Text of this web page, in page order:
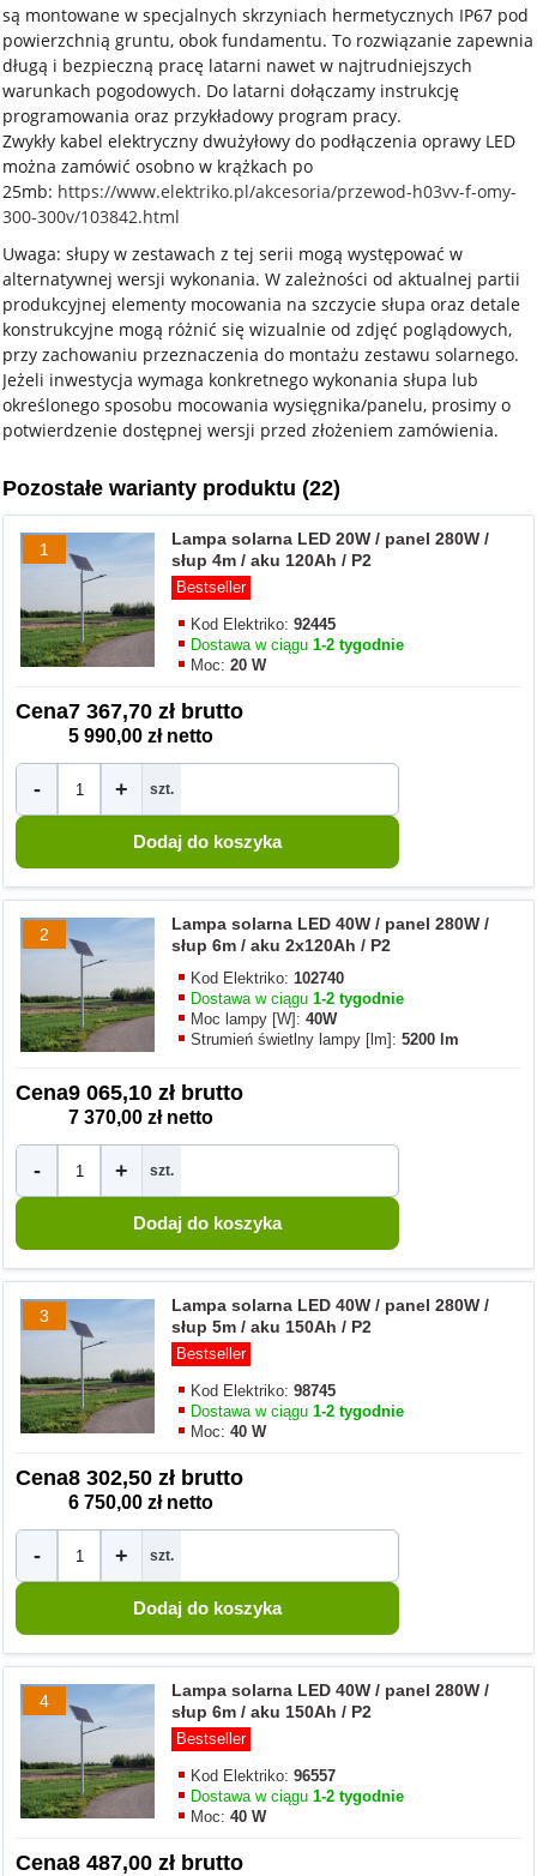
są montowane w specjalnych skrzyniach hermetycznych IP67 pod
powierzchnią gruntu, obok fundamentu. To rozwiązanie zapewnia
długą i bezpieczną pracę latarni nawet w najtrudniejszych
warunkach pogodowych. Do latarni dołączamy instrukcję
programowania oraz przykładowy program pracy.
Zwykły kabel elektryczny dwużyłowy do podłączenia oprawy LED
można zamówić osobno w krążkach po
25mb: https://www.elektriko.pl/akcesoria/przewod-h03vv-f-omy-
300-300v/103842.html
Uwaga: słupy w zestawach z tej serii mogą występować w
alternatywnej wersji wykonania. W zależności od aktualnej partii
produkcyjnej elementy mocowania na szczycie słupa oraz detale
konstrukcyjne mogą różnić się wizualnie od zdjęć poglądowych,
przy zachowaniu przeznaczenia do montażu zestawu solarnego.
Jeżeli inwestycja wymaga konkretnego wykonania słupa lub
określonego sposobu mocowania wysięgnika/panelu, prosimy o
potwierdzenie dostępnej wersji przed złożeniem zamówienia.
Pozostałe warianty produktu (22)
1
Lampa solarna LED 20W / panel 280W /
słup 4m / aku 120Ah / P2
Bestseller
Kod Elektriko:92445
Dostawa w ciągu1-2 tygodnie
Moc:20 W
Cena7 367,70 zł brutto
5 990,00 zł netto
- + szt.
2
Lampa solarna LED 40W / panel 280W /
słup 6m / aku 2x120Ah / P2
Kod Elektriko:102740
Dostawa w ciągu1-2 tygodnie
Moc lampy [W]:40W
Strumień świetlny lampy [lm]:5200 lm
Cena9 065,10 zł brutto
7 370,00 zł netto
- + szt.
3
Lampa solarna LED 40W / panel 280W /
słup 5m / aku 150Ah / P2
Bestseller
Kod Elektriko:98745
Dostawa w ciągu1-2 tygodnie
Moc:40 W
Cena8 302,50 zł brutto
6 750,00 zł netto
- + szt.
4
Lampa solarna LED 40W / panel 280W /
słup 6m / aku 150Ah / P2
Bestseller
Kod Elektriko:96557
Dostawa w ciągu1-2 tygodnie
Moc:40 W
Cena8 487,00 zł brutto